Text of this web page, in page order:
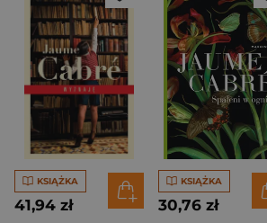
KSIĄŻKA
41,94 zł
KSIĄŻKA
30,76 zł